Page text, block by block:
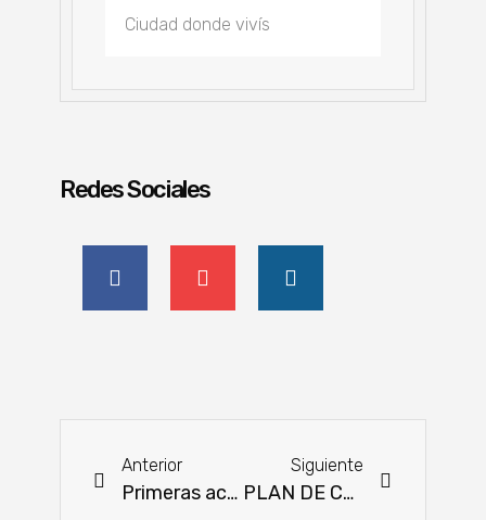
Redes Sociales
Anterior
Primeras actividades ganaderas del año en la ARP fueron auspiciosas
Siguiente
PLAN DE CAPACITACIÓN VIRTUAL 2021